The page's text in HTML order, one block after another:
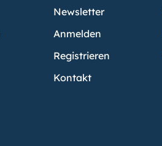
Newsletter
Anmelden
Registrieren
Kontakt